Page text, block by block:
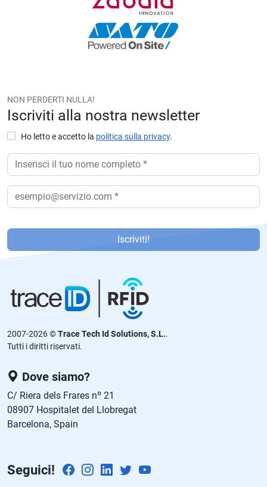
NON PERDERTI NULLA!
Iscriviti alla nostra newsletter
Ho letto e accetto la politica sulla privacy.
f
or
ej
e
st
e
c
a
o
Iscriviti!
2007-2026 ©Trace Tech Id Solutions, S.L..
Tutti i diritti riservati.
Dove siamo?
C/ Riera dels Frares nº 21
08907 Hospitalet del Llobregat
Barcelona, Spain
Seguici!